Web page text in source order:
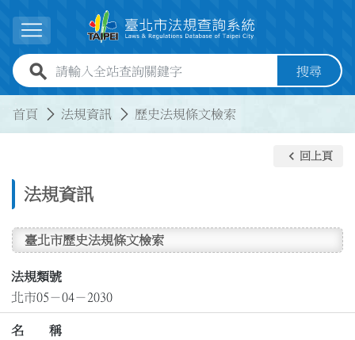
展開選單
全站查詢關鍵字欄位 搜尋
首頁 法規資訊 歷史法規條文檢索
法規資訊
keyboard_arrow_left 回上頁
臺北市歷史法規條文檢索
法規類號
北市05－04－2030
名 稱